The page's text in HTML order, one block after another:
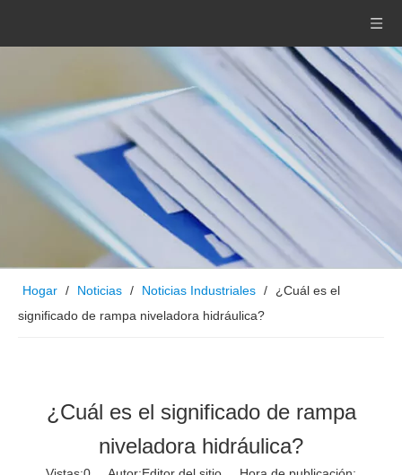
Hogar / Noticias / Noticias Industriales /
¿Cuál es el
significado de rampa niveladora hidráulica?
¿Cuál es el significado de rampa
niveladora hidráulica?